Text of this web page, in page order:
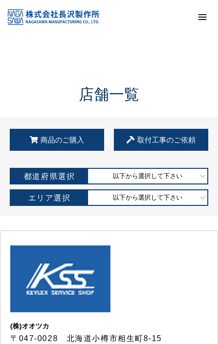
KSS加盟店・取扱店情報
店舗一覧
店舗一覧
商品のご購入 取付工事のご依頼
都道府県選択 以下から選択して下さい
エリア選択 以下から選択して下さい
(株)オオツカ
〒047-0028 北海道小樽市相生町8-15